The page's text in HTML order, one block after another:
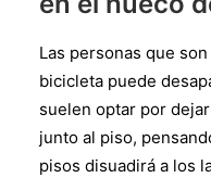
Las personas que
bicicleta puede
suelen optar por
junto al piso,
pisos disuadirá a los